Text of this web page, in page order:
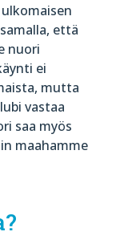
että
nuori
ei
mutta
vastaa
saa myös
maahamme